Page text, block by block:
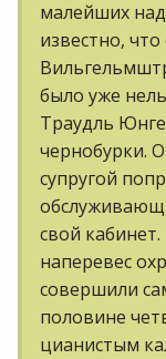
малейших
известно,
было уже
Траудль
чернобурки.
супругой
свой
наперевес
совершили
половине
цианистым